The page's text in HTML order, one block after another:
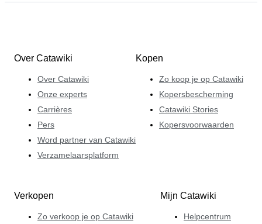
Over Catawiki
Over Catawiki
Onze experts
Carrières
Pers
Word partner van Catawiki
Verzamelaarsplatform
Kopen
Zo koop je op Catawiki
Kopersbescherming
Catawiki Stories
Kopersvoorwaarden
Verkopen
Zo verkoop je op Catawiki
Mijn Catawiki
Helpcentrum